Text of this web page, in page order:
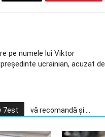
pe numele lui Viktor
ucrainian, acuzat de
7est vă recomandă și ...